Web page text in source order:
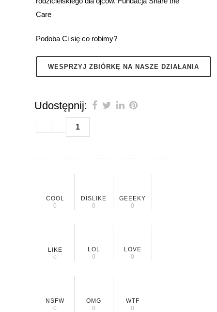
Care
Podoba Ci się co robimy?
WESPRZYJ ZBIÓRKĘ NA NASZE DZIAŁANIA
Udostępnij:
1
COOL
0
DISLIKE
0
GEEEKY
0
LIKE
0
LOL
0
LOVE
0
NSFW
0
OMG
0
WTF
0